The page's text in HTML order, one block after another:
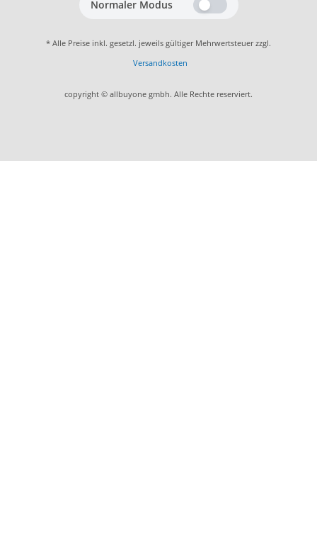
Normaler Modus
* Alle Preise inkl. gesetzl. jeweils gültiger Mehrwertsteuer zzgl.
Versandkosten
copyright © allbuyone gmbh. Alle Rechte reserviert.